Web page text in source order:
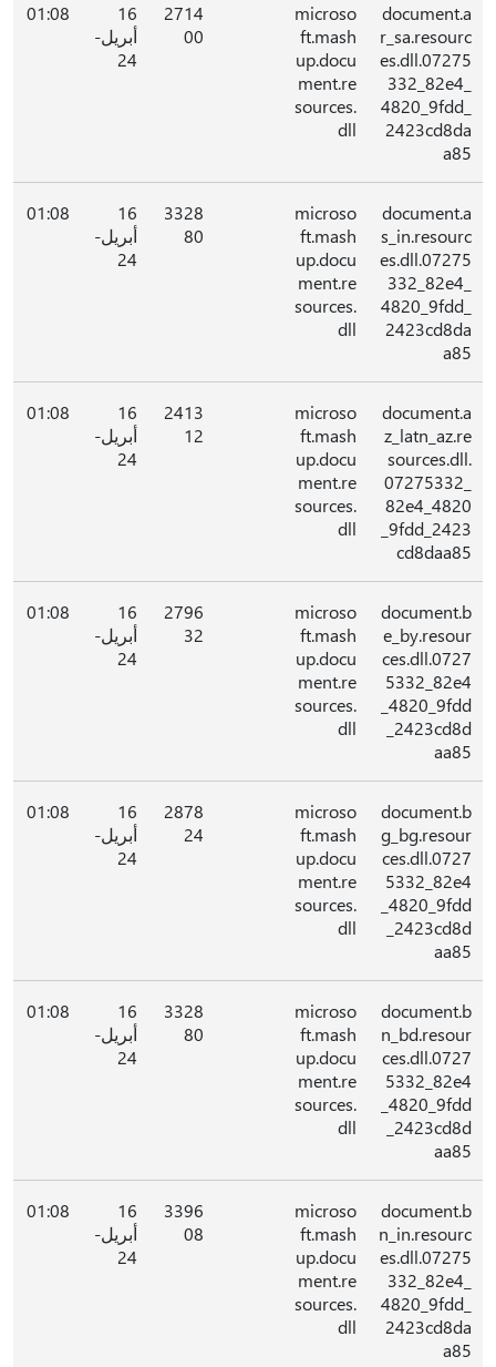
document.a
r_sa.resourc
es.dll.07275
332_82e4_
4820_9fdd_
2423cd8da
a85
microso
ft.mash
up.docu
ment.re
sources.
dll
2714
00
16
أبريل-
24
01:08
document.a
s_in.resourc
es.dll.07275
332_82e4_
4820_9fdd_
2423cd8da
a85
microso
ft.mash
up.docu
ment.re
sources.
dll
3328
80
16
أبريل-
24
01:08
document.a
z_latn_az.re
sources.dll.
07275332_
82e4_4820
_9fdd_2423
cd8daa85
microso
ft.mash
up.docu
ment.re
sources.
dll
2413
12
16
أبريل-
24
01:08
document.b
e_by.resour
ces.dll.0727
5332_82e4
_4820_9fdd
_2423cd8d
aa85
microso
ft.mash
up.docu
ment.re
sources.
dll
2796
32
16
أبريل-
24
01:08
document.b
g_bg.resour
ces.dll.0727
5332_82e4
_4820_9fdd
_2423cd8d
aa85
microso
ft.mash
up.docu
ment.re
sources.
dll
2878
24
16
أبريل-
24
01:08
document.b
n_bd.resour
ces.dll.0727
5332_82e4
_4820_9fdd
_2423cd8d
aa85
microso
ft.mash
up.docu
ment.re
sources.
dll
3328
80
16
أبريل-
24
01:08
document.b
n_in.resourc
es.dll.07275
332_82e4_
4820_9fdd_
2423cd8da
a85
microso
ft.mash
up.docu
ment.re
sources.
dll
3396
08
16
أبريل-
24
01:08